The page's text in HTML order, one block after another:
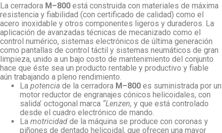
La cerradora M–800 está construida con materiales de máxima
resistencia y fiabilidad (con certificado de calidad) como el
acero inoxidable y otros componentes ligeros y duraderos. La
aplicación de avanzadas técnicas de mecanizado como el
control numérico, sistemas electrónicos de última generación
como pantallas de control táctil y sistemas neumáticos de gran
limpieza, unido a un bajo costo de mantenimiento del conjunto
hace que éste sea un producto rentable y productivo y fiable
aún trabajando a pleno rendimiento.
La potencia de la cerradora M–800 es suministrada por un
motor reductor de engranajes cónicos helicoidales, con
salida’ octogonal marca “Lenzen, y que está controlado
desde el cuadro electrónico de mando.
La motricidad de la máquina se produce con coronas y
piñones de dentado helicoidal, que ofrecen una mayor